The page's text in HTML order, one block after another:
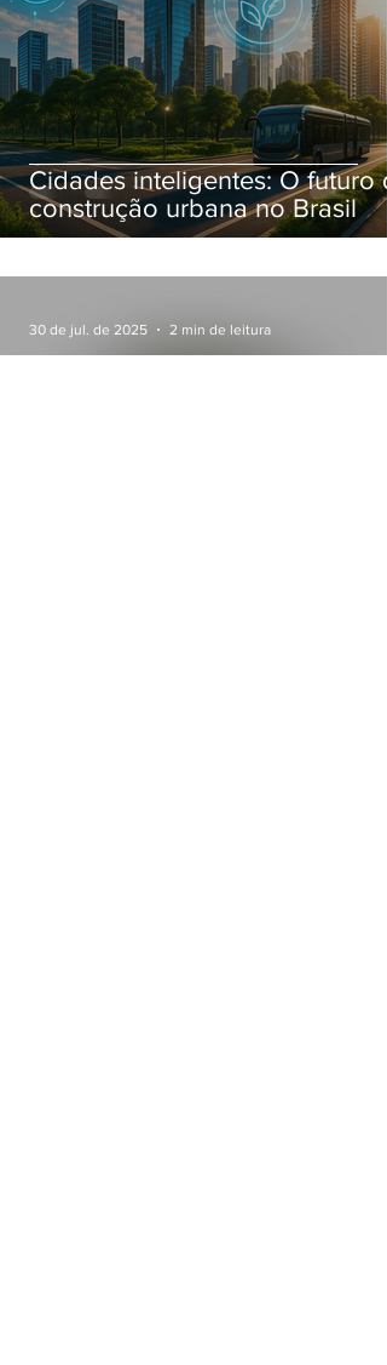
Cidades inteligentes: O futuro
construção urbana no Brasil
30 de jul. de 2025 2 min de leitura